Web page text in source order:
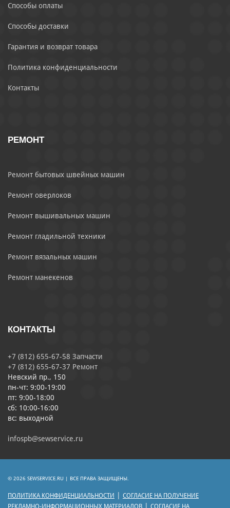
Способы оплаты
Способы доставки
Гарантия и возврат товара
Политика конфиденциальности
Контакты
РЕМОНТ
Ремонт бытовых швейных машин
Ремонт оверлоков
Ремонт вышивальных машин
Ремонт гладильной техники
Ремонт вязальных машин
Ремонт манекенов
КОНТАКТЫ
+7 (812) 655-67-58 Запчасти
+7 (812) 655-67-37 Ремонт
Невский пр., 150
пн-чт: 9:00-19:00
пт: 9:00-18:00
сб: 10:00-16:00
вс: выходной
infospb@sewservice.ru
© 2026 SEWSERVICE.RU | ВСЕ ПРАВА ЗАЩИЩЕНЫ.
ПОЛИТИКА КОНФИДЕНЦИАЛЬНОСТИ
СОГЛАСИЕ НА ПОЛУЧЕНИЕ
РЕКЛАМНО-ИНФОРМАЦИОННЫХ МАТЕРИАЛОВ
СОГЛАСИЕ НА